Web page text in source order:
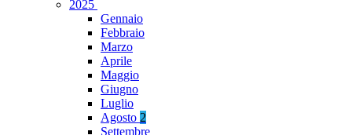
2025
Gennaio
Febbraio
Marzo
Aprile
Maggio
Giugno
Luglio
Agosto 2
Settembre